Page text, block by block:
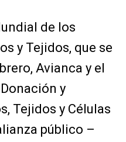
de los
y Tejidos, que se
Avianca y el
y
Tejidos y Células
público –